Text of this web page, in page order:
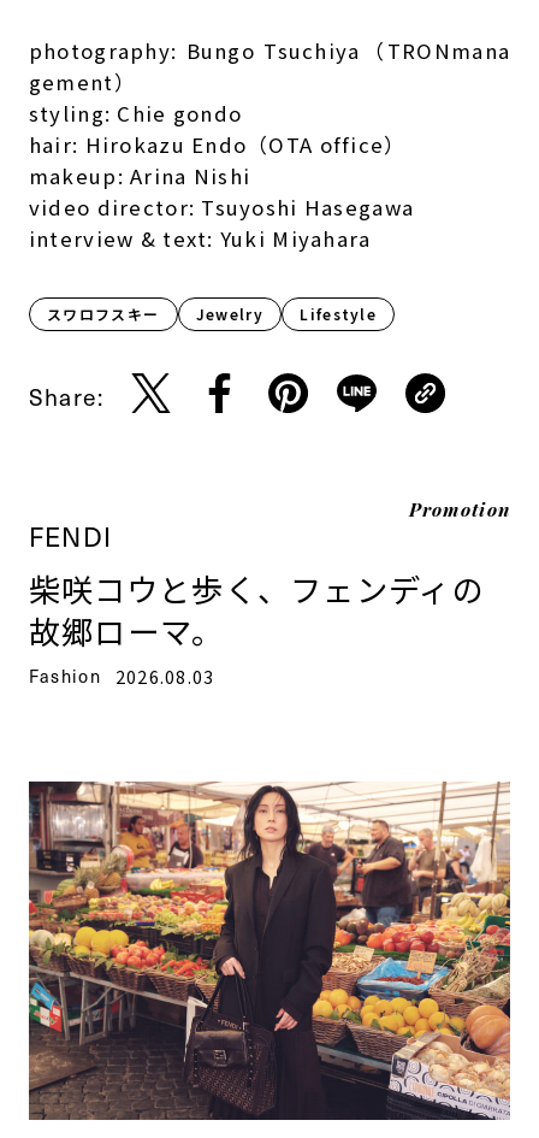
photography: Bungo Tsuchiya（TRONmana
gement）
styling: Chie gondo
hair: Hirokazu Endo（OTA office）
makeup: Arina Nishi
video director: Tsuyoshi Hasegawa
interview & text: Yuki Miyahara
スワロフスキー Jewelry Lifestyle​
Share:
Promotion
FENDI
柴咲コウと歩く、フェンディの
故郷ローマ。
Fashion 2026.08.03